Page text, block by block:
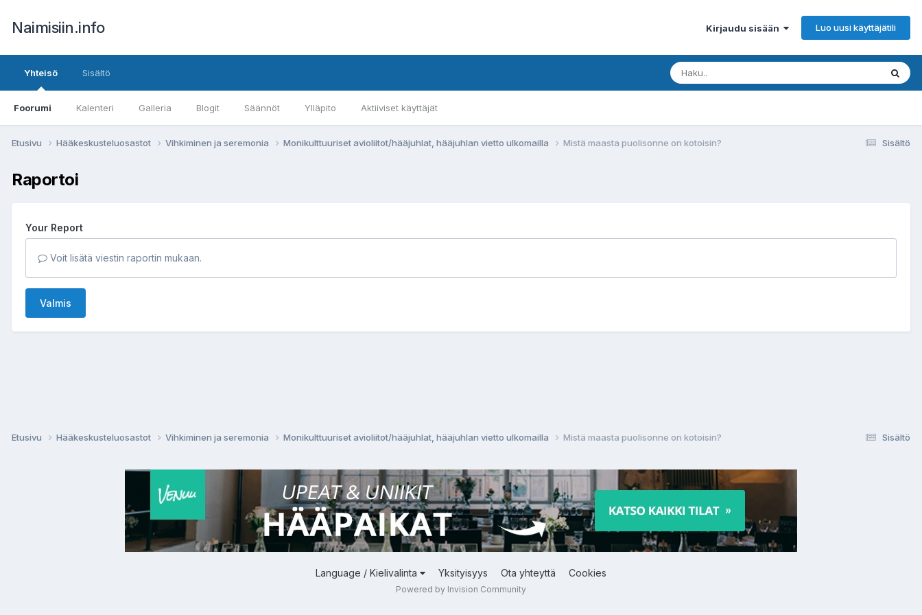
Naimisiin.info Kirjaudu sisään Luo uusi käyttäjätili
Yhteisö
Foorumi Kalenteri Galleria Blogit Säännöt Ylläpito Aktiiviset käyttäjät
Sisältö
Sisältö
Etusivu Hääkeskusteluosastot Vihkiminen ja seremonia Monikulttuuriset avioliitot/hääjuhlat, hääjuhlan vietto ulkomailla Mistä maasta puolisonne on kotoisin?
Raportoi
Your Report
Voit lisätä viestin raportin mukaan.
Valmis
Sisältö
Etusivu Hääkeskusteluosastot Vihkiminen ja seremonia Monikulttuuriset avioliitot/hääjuhlat, hääjuhlan vietto ulkomailla Mistä maasta puolisonne on kotoisin?
Language / Kielivalinta Yksityisyys Ota yhteyttä Cookies
Powered by Invision Community